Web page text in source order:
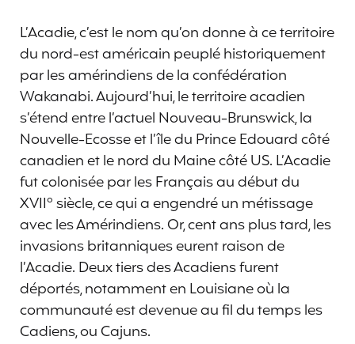
L’Acadie, c’est le nom qu’on donne à ce territoire
du nord-est américain peuplé historiquement
par les amérindiens de la confédération
Wakanabi. Aujourd’hui, le territoire acadien
s’étend entre l’actuel Nouveau-Brunswick, la
Nouvelle-Ecosse et l’île du Prince Edouard côté
canadien et le nord du Maine côté US. L’Acadie
fut colonisée par les Français au début du
XVII° siècle, ce qui a engendré un métissage
avec les Amérindiens. Or, cent ans plus tard, les
invasions britanniques eurent raison de
l’Acadie. Deux tiers des Acadiens furent
déportés, notamment en Louisiane où la
communauté est devenue au fil du temps les
Cadiens, ou Cajuns.